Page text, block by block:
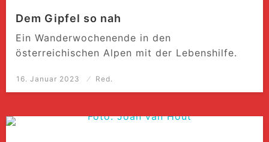
Dem Gipfel so nah
Ein Wanderwochenende in den
österreichischen Alpen mit der Lebenshilfe.
Posted
16. Januar 2023 Red.